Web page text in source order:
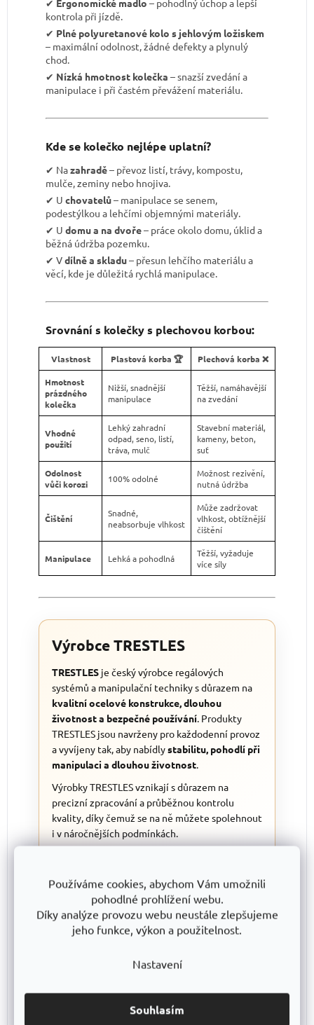
Používáme cookies, abychom Vám umožnili
pohodlné prohlížení webu.
Díky analýze provozu webu neustále zlepšujeme
jeho funkce, výkon a použitelnost.
Nastavení
Souhlasím
✔︎ Ergonomické madlo – pohodlný úchop a lepší
kontrola při jízdě.
✔︎ Plné polyuretanové kolo s jehlovým ložiskem
– maximální odolnost, žádné defekty a plynulý
chod.
✔︎ Nízká hmotnost kolečka – snazší zvedání a
manipulace i při častém převážení materiálu.
Kde se kolečko nejlépe uplatní?
✔︎ Nazahradě– převoz listí, trávy, kompostu,
mulče, zeminy nebo hnojiva.
✔︎ U chovatelů– manipulace se senem,
podestýlkou a lehčími objemnými materiály.
✔︎ U domu a na dvoře– práce okolo domu, úklid a
běžná údržba pozemku.
✔︎ Vdílně a skladu– přesun lehčího materiálu a
věcí, kde je důležitá rychlá manipulace.
Srovnání s kolečky s plechovou korbou:
Vlastnost Plastová korba 🏆 Plechová korba ❌
Hmotnost
prázdného
kolečka
Nižší, snadnější
manipulace
Těžší, namáhavější
na zvedání
Vhodné
použití
Lehký zahradní
odpad, seno, listí,
tráva, mulč
Stavební materiál,
kameny, beton,
suť
Odolnost
vůči korozi
100% odolné
Možnost rezivění,
nutná údržba
Čištění
Snadné,
neabsorbuje vlhkost
Může zadržovat
vlhkost, obtížnější
čištění
Manipulace Lehká a pohodlná
Těžší, vyžaduje
více síly
Výrobce TRESTLES
TRESTLES je český výrobce regálových
systémů a manipulační techniky s důrazem na
kvalitní ocelové konstrukce, dlouhou
životnost a bezpečné používání. Produkty
TRESTLES jsou navrženy pro každodenní provoz
a vyvíjeny tak, aby nabídlystabilitu, pohodlí při
manipulaci a dlouhou životnost.
Výrobky TRESTLES vznikají s důrazem na
precizní zpracování a průběžnou kontrolu
kvality, díky čemuž se na ně můžete spolehnout
i v náročnějších podmínkách.
Nakupujete pro firmu nebo
potřebujete větší množství?
Pro větší objednávky vám připravíme
výběrem vhodného řešení. Nabízíme regály
sklady, dílny a provozy od ověřených výrobců.